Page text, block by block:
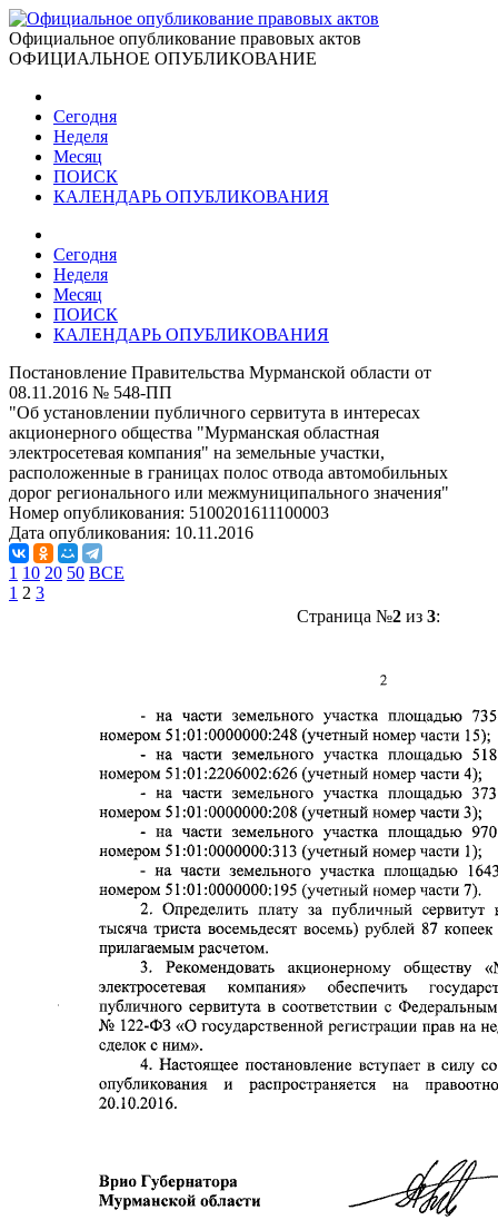
Официальное опубликование правовых актов
ОФИЦИАЛЬНОЕ ОПУБЛИКОВАНИЕ
Сегодня
Неделя
Месяц
ПОИСК
КАЛЕНДАРЬ ОПУБЛИКОВАНИЯ
Сегодня
Неделя
Месяц
ПОИСК
КАЛЕНДАРЬ ОПУБЛИКОВАНИЯ
Постановление Правительства Мурманской области от
08.11.2016 № 548-ПП
"Об установлении публичного сервитута в интересах
акционерного общества "Мурманская областная
электросетевая компания" на земельные участки,
расположенные в границах полос отвода автомобильных
дорог регионального или межмуниципального значения"
Номер опубликования: 5100201611100003
Дата опубликования: 10.11.2016
1 10 20 50 ВСЕ
1 2 3
Страница №2из 3: